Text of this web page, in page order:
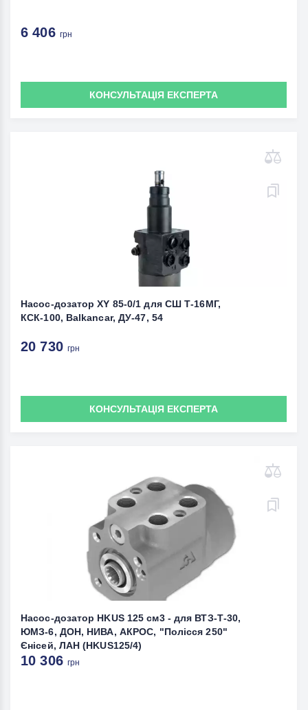
6 406 грн
КОНСУЛЬТАЦІЯ ЕКСПЕРТА
Насос-дозатор ХY 85-0/1 для СШ Т-16МГ,
КСК-100, Balkancar, ДУ-47, 54
20 730грн
КОНСУЛЬТАЦІЯ ЕКСПЕРТА
Насос-дозатор HKUS 125 см3 - для ВТЗ-Т-30,
ЮМЗ-6, ДОН, НИВА, АКРОС, "Полісся 250"
Єнісей, ЛАН (HKUS125/4)
10 306грн